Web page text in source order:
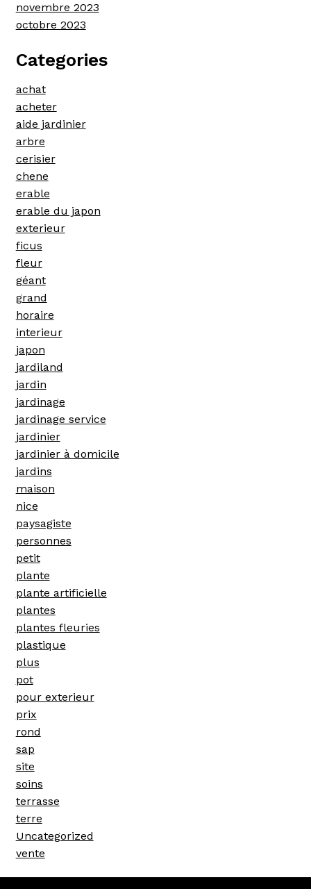
novembre 2023
octobre 2023
Categories
achat
acheter
aide jardinier
arbre
cerisier
chene
erable
erable du japon
exterieur
ficus
fleur
géant
grand
horaire
interieur
japon
jardiland
jardin
jardinage
jardinage service
jardinier
jardinier à domicile
jardins
maison
nice
paysagiste
personnes
petit
plante
plante artificielle
plantes
plantes fleuries
plastique
plus
pot
pour exterieur
prix
rond
sap
site
soins
terrasse
terre
Uncategorized
vente